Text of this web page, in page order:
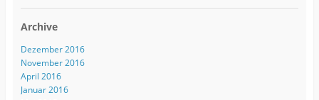
Archive
Dezember 2016
November 2016
April 2016
Januar 2016